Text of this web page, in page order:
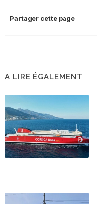
Partager cette page
A LIRE ÉGALEMENT